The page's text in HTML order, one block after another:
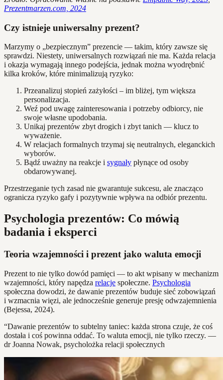
Prezentmarzen.com, 2024
Czy istnieje uniwersalny prezent?
Marzymy o „bezpiecznym” prezencie — takim, który zawsze się
sprawdzi. Niestety, uniwersalnych rozwiązań nie ma. Każda relacja
i okazja wymagają innego podejścia, jednak można wyodrębnić
kilka kroków, które minimalizują ryzyko:
Przeanalizuj stopień zażyłości – im bliżej, tym większa
personalizacja.
Weź pod uwagę zainteresowania i potrzeby odbiorcy, nie
swoje własne upodobania.
Unikaj prezentów zbyt drogich i zbyt tanich — klucz to
wyważenie.
W relacjach formalnych trzymaj się neutralnych, eleganckich
wyborów.
Bądź uważny na reakcje i sygnały płynące od osoby
obdarowywanej.
Przestrzeganie tych zasad nie gwarantuje sukcesu, ale znacząco
ogranicza ryzyko gafy i pozytywnie wpływa na odbiór prezentu.
Psychologia prezentów: Co mówią
badania i eksperci
Teoria wzajemności i prezent jako waluta emocji
Prezent to nie tylko dowód pamięci — to akt wpisany w mechanizm
wzajemności, który napędza relacje społeczne. Psychologia
społeczna dowodzi, że dawanie prezentów buduje sieć zobowiązań
i wzmacnia więzi, ale jednocześnie generuje presję odwzajemnienia
(Bejessa, 2024).
“Dawanie prezentów to subtelny taniec: każda strona czuje, że coś
dostała i coś powinna oddać. To waluta emocji, nie tylko rzeczy. —
dr Joanna Nowak, psycholożka relacji społecznych